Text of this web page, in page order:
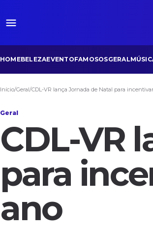
HOMEBELEZAEVENTOFAMOSOSGERAL
Início/Geral/CDL-VR lança Jornada de Natal para
Geral
CDL-VR
para
ano